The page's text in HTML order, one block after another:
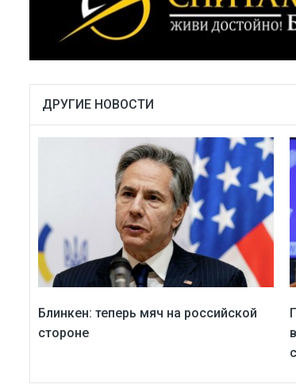
ДРУГИЕ НОВОСТИ
Блинкен: теперь мяч на российской
стороне